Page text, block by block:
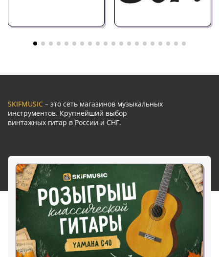
SKIFMUSIC – это сеть магазинов музыкальных
инструментов. Крупнейший выбор
винтажных гитар в России и СНГ.